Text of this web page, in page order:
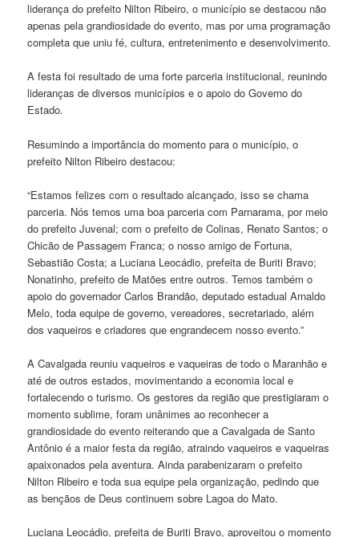
liderança do prefeito Nilton Ribeiro, o município se destacou não
apenas pela grandiosidade do evento, mas por uma programação
completa que uniu fé, cultura, entretenimento e desenvolvimento.
A festa foi resultado de uma forte parceria institucional, reunindo
lideranças de diversos municípios e o apoio do Governo do
Estado.
Resumindo a importância do momento para o município, o
prefeito Nilton Ribeiro destacou:
“Estamos felizes com o resultado alcançado, isso se chama
parceria. Nós temos uma boa parceria com Parnarama, por meio
do prefeito Juvenal; com o prefeito de Colinas, Renato Santos; o
Chicão de Passagem Franca; o nosso amigo de Fortuna,
Sebastião Costa; a Luciana Leocádio, prefeita de Buriti Bravo;
Nonatinho, prefeito de Matões entre outros. Temos também o
apoio do governador Carlos Brandão, deputado estadual Arnaldo
Melo, toda equipe de governo, vereadores, secretariado, além
dos vaqueiros e criadores que engrandecem nosso evento.”
A Cavalgada reuniu vaqueiros e vaqueiras de todo o Maranhão e
até de outros estados, movimentando a economia local e
fortalecendo o turismo. Os gestores da região que prestigiaram o
momento sublime, foram unânimes ao reconhecer a
grandiosidade do evento reiterando que a Cavalgada de Santo
Antônio é a maior festa da região, atraindo vaqueiros e vaqueiras
apaixonados pela aventura. Ainda parabenizaram o prefeito
Nilton Ribeiro e toda sua equipe pela organização, pedindo que
as bençãos de Deus continuem sobre Lagoa do Mato.
Luciana Leocádio, prefeita de Buriti Bravo, aproveitou o momento